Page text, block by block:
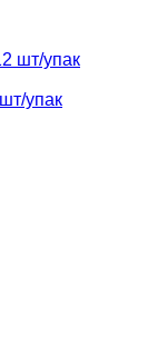
упак